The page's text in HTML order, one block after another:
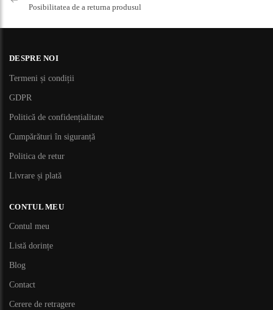
Posibilitatea de a returna produsul
DESPRE NOI
Termeni și condiții
GDPR
Politică de confidențialitate
Cumpărături în siguranță
Politica de retur
Livrare și plată
CONTUL MEU
Contul meu
Listă dorințe
Blog
Contact
Cerere de retragere